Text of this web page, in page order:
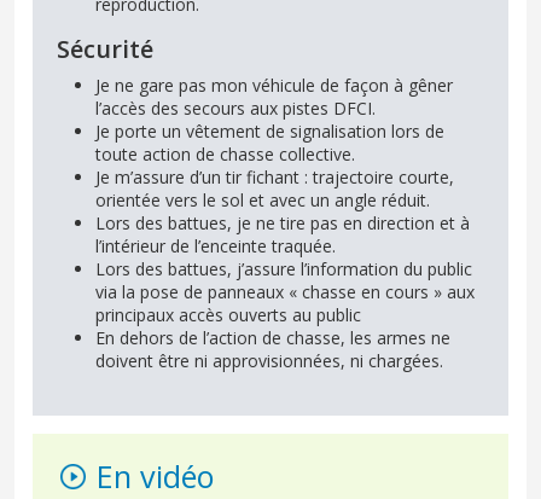
Sécurité
Je ne gare pas mon véhicule de façon à gêner
l’accès des secours aux pistes DFCI.
Je porte un vêtement de signalisation lors de
toute action de chasse collective.
Je m’assure d’un tir fichant : trajectoire courte,
orientée vers le sol et avec un angle réduit.
Lors des battues, je ne tire pas en direction et à
l’intérieur de l’enceinte traquée.
Lors des battues, j’assure l’information du public
via la pose de panneaux « chasse en cours » aux
principaux accès ouverts au public
En dehors de l’action de chasse, les armes ne
doivent être ni approvisionnées, ni chargées.
En vidéo